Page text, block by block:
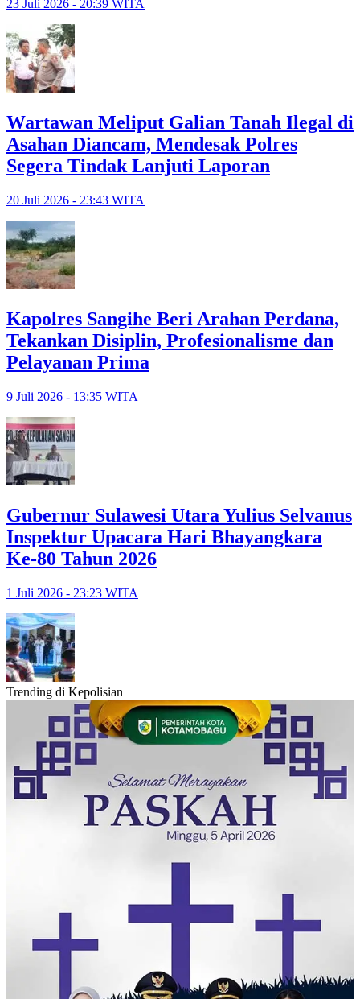
23 Juli 2026 - 20:39 WITA
Wartawan Meliput Galian Tanah Ilegal di
Asahan Diancam, Mendesak Polres
Segera Tindak Lanjuti Laporan
20 Juli 2026 - 23:43 WITA
Kapolres Sangihe Beri Arahan Perdana,
Tekankan Disiplin, Profesionalisme dan
Pelayanan Prima
9 Juli 2026 - 13:35 WITA
Gubernur Sulawesi Utara Yulius Selvanus
Inspektur Upacara Hari Bhayangkara
Ke-80 Tahun 2026
1 Juli 2026 - 23:23 WITA
Trending di Kepolisian